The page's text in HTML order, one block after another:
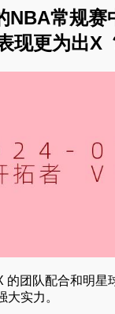
NBA常规
现更为出X
的团队配合和明星
实力。